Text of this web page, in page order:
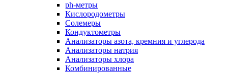
ph-метры
Кислородометры
Солемеры
Кондуктометры
Анализаторы азота, кремния и углерода
Анализаторы натрия
Анализаторы хлора
Комбинированные